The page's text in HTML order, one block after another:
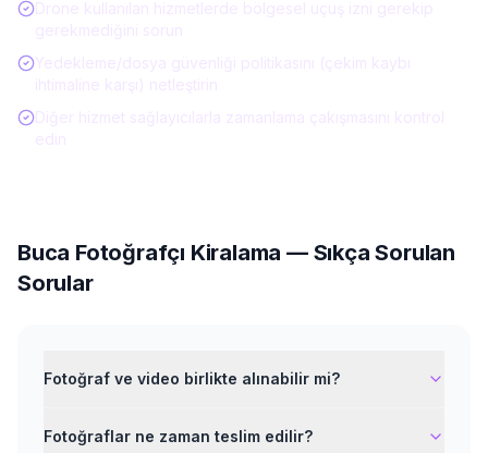
Buca Fotoğrafçı Kiralama — Sıkça Sorulan
Sorular
Fotoğraf ve video birlikte alınabilir mi?
Fotoğraflar ne zaman teslim edilir?